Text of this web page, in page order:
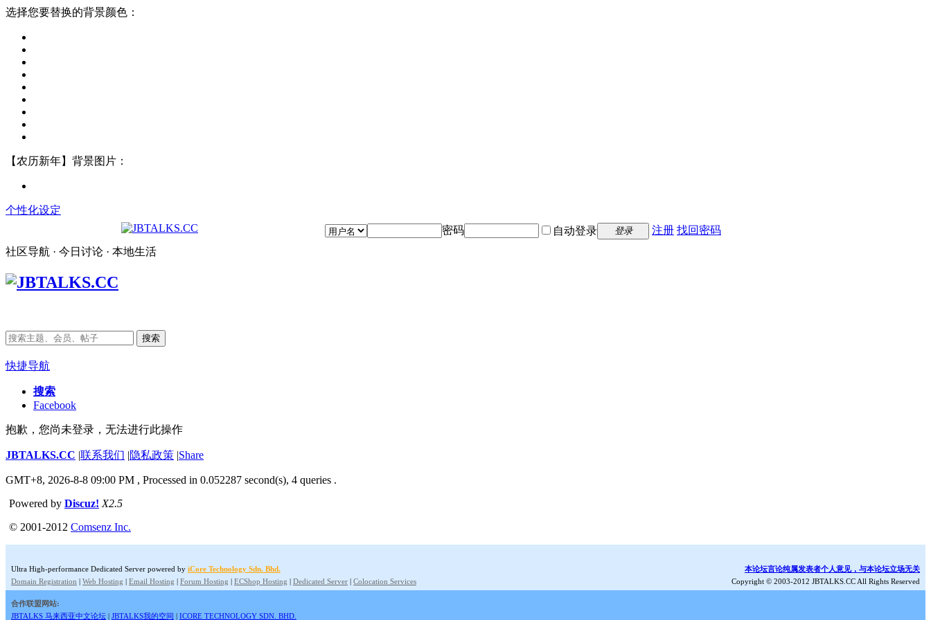
选择您要替换的背景颜色：
【农历新年】背景图片：
个性化设定
密码
自动登录 登录 注册 找回密码
社区导航 · 今日讨论 · 本地生活
搜索
快捷导航
搜索
Facebook
抱歉，您尚未登录，无法进行此操作
JBTALKS.CC |联系我们 |隐私政策 |Share
GMT+8, 2026-8-8 09:00 PM , Processed in 0.052287 second(s), 4 queries .
Powered by Discuz! X2.5
© 2001-2012 Comsenz Inc.
Ultra High-performance Dedicated Server powered by iCore Technology Sdn. Bhd.
Domain Registration | Web Hosting | Email Hosting | Forum Hosting | ECShop Hosting | Dedicated Server | Colocation Services
本论坛言论纯属发表者个人意见，与本论坛立场无关
Copyright © 2003-2012 JBTALKS.CC All Rights Reserved
合作联盟网站:
JBTALKS 马来西亚中文论坛 | JBTALKS我的空间 | ICORE TECHNOLOGY SDN. BHD.